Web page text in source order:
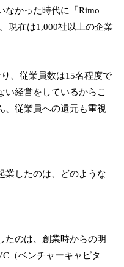
なかった時代に「Rimo
現在は1,000社以上の企業
、従業員数は15名程度で
い経営をしているからこ
、従業員への還元も重視
業したのは、どのような
たのは、創業時からの明
（ベンチャーキャピタ